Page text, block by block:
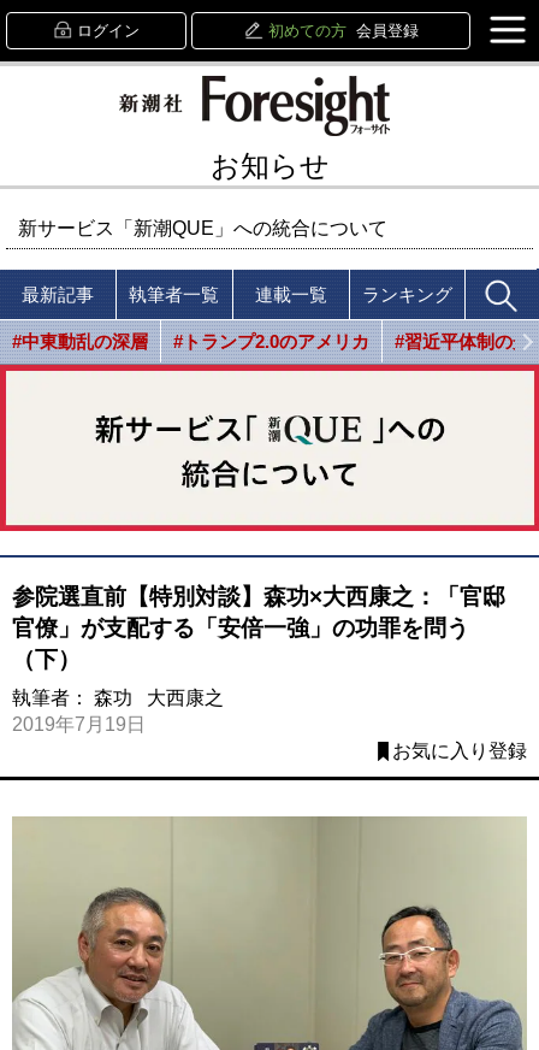
ログイン 初めての方 会員登録
お知らせ
新サービス「新潮QUE」への統合について
最新記事 執筆者一覧 連載一覧 ランキング
#中東動乱の深層 #トランプ2.0のアメリカ #習近平体制の光
参院選直前【特別対談】森功×大西康之：「官邸
官僚」が支配する「安倍一強」の功罪を問う
（下）
執筆者： 森功
大西康之
2019年7月19日
お気に入り登録